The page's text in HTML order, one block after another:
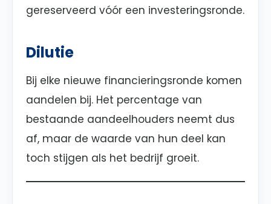
gereserveerd vóór een investeringsronde.
Dilutie
Bij elke nieuwe financieringsronde komen
aandelen bij. Het percentage van
bestaande aandeelhouders neemt dus
af, maar de waarde van hun deel kan
toch stijgen als het bedrijf groeit.